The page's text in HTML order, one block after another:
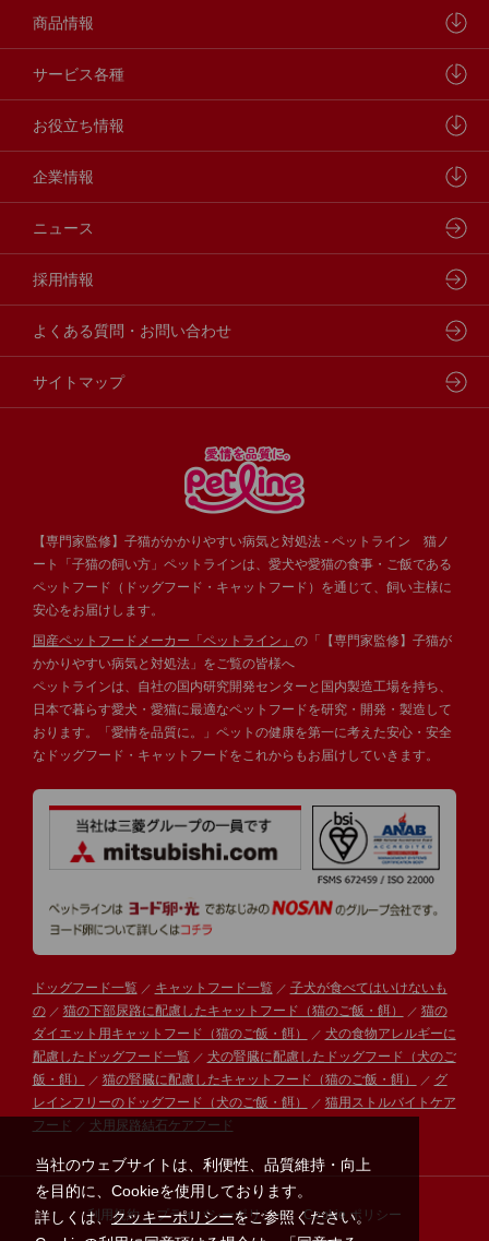
当社のウェブサイトは、利便性、品質維持・向上
を目的に、Cookieを使用しております。
詳しくは、クッキーポリシーをご参照ください。
【専門家監修】子猫がかかりやすい病気と対処法 - ペットライン 猫ノ
ート「子猫の飼い方」ペットラインは、愛犬や愛猫の食事・ご飯である
ペットフード（ドッグフード・キャットフード）を通じて、飼い主様に
安心をお届けします。
国産ペットフードメーカー「ペットライン」 の「【専門家監修】子猫が
かかりやすい病気と対処法」をご覧の皆様へ
ペットラインは、自社の国内研究開発センターと国内製造工場を持ち、
日本で暮らす愛犬・愛猫に最適なペットフードを研究・開発・製造して
おります。「愛情を品質に。」ペットの健康を第一に考えた安心・安全
なドッグフード・キャットフードをこれからもお届けしていきます。
ドッグフード一覧 キャットフード一覧
子犬が食べてはいけないも
の
猫の下部尿路に配慮したキャットフード（猫のご飯・餌）
猫の
ダイエット用キャットフード（猫のご飯・餌）
犬の食物アレルギーに
配慮したドッグフード一覧
犬の腎臓に配慮したドッグフード（犬のご
飯・餌）
猫の腎臓に配慮したキャットフード（猫のご飯・餌）
グ
レインフリーのドッグフード（犬のご飯・餌）
猫用ストルバイトケア
フード
犬用尿路結石ケアフード
ペットラインが大切にしていること
研究開発センターについて
学会・論文発表
製品・品質管理
商品情報
ドッグフード
キャットフード
小動物
動物病院専用フード
フードコンシェル
サービス各種
ウェルネスナビ
しあわせマルシェ
どうぶつ病院宅配便
お役立ち情報
ペットライン 犬ノート
ペットライン 猫ノート
狂犬病予防
企業情報
会社概要・事業所
代表メッセージ
企業理念・ビジョン
ニュース
採用情報
よくある質問・お問い合わせ
サイトマップ
利用規約 プライバシーポリシー Cookie ポリシー